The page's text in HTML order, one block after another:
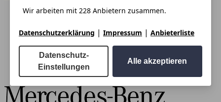
Wir arbeiten mit 228 Anbietern zusammen.
Datenschutzerklärung | Impressum | Anbieterliste
Datenschutz-
Einstellungen
Alle akzeptieren